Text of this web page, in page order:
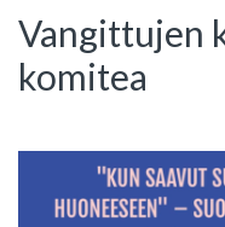
Vangittujen
komitea